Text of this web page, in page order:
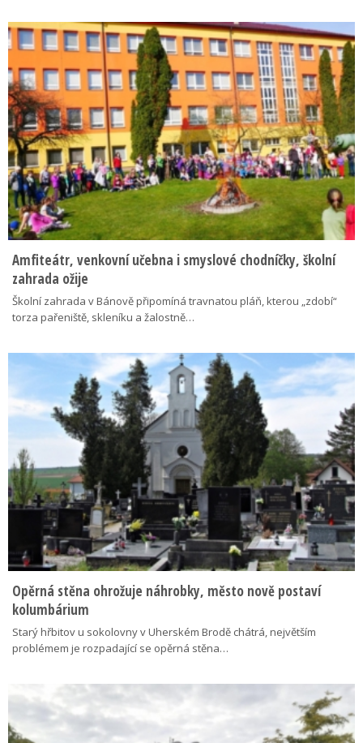
Amfiteátr, venkovní učebna i smyslové chodníčky, školní
zahrada ožije
Školní zahrada v Bánově připomíná travnatou pláň, kterou „zdobí“
torza pařeniště, skleníku a žalostně…
Opěrná stěna ohrožuje náhrobky, město nově postaví
kolumbárium
Starý hřbitov u sokolovny v Uherském Brodě chátrá, největším
problémem je rozpadající se opěrná stěna…